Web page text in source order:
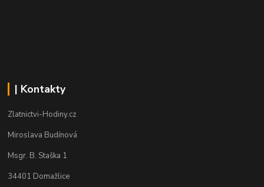
| Kontakty
Zlatnictvi-Hodiny.cz
Miroslava Budínová
Msgr. B. Staška 1
34401 Domažlice